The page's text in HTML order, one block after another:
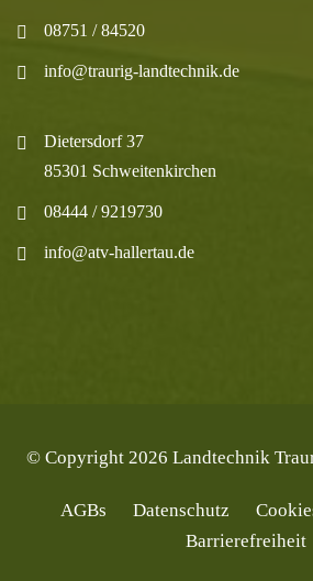
08751 / 84520
info@traurig-landtechnik.de
Dietersdorf 37
85301 Schweitenkirchen
08444 / 9219730
info@atv-hallertau.de
© Copyright 2026 Landtechnik
AGBs Datenschutz
Barrierefreiheit